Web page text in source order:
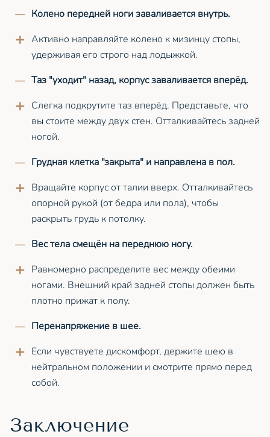
Колено передней ноги заваливается внутрь.
Активно направляйте колено к мизинцу стопы,
удерживая его строго над лодыжкой.
Таз "уходит" назад, корпус заваливается вперёд.
Слегка подкрутите таз вперёд. Представьте, что
вы стоите между двух стен. Отталкивайтесь задней
ногой.
Грудная клетка "закрыта" и направлена в пол.
Вращайте корпус от талии вверх. Отталкивайтесь
опорной рукой (от бедра или пола), чтобы
раскрыть грудь к потолку.
Вес тела смещён на переднюю ногу.
Равномерно распределите вес между обеими
ногами. Внешний край задней стопы должен быть
плотно прижат к полу.
Перенапряжение в шее.
Если чувствуете дискомфорт, держите шею в
нейтральном положении и смотрите прямо перед
собой.
Заключение